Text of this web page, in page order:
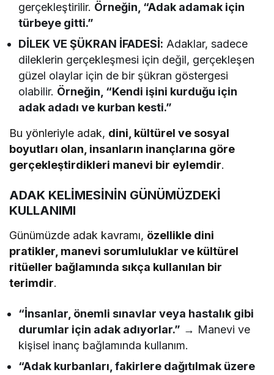
gerçekleştirilir. Örneğin, “Adak adamak için
türbeye gitti.”
DİLEK VE ŞÜKRAN İFADESİ: Adaklar, sadece
dileklerin gerçekleşmesi için değil, gerçekleşen
güzel olaylar için de bir şükran göstergesi
olabilir. Örneğin, “Kendi işini kurduğu için
adak adadı ve kurban kesti.”
Bu yönleriyle adak, dini, kültürel ve sosyal
boyutları olan, insanların inançlarına göre
gerçekleştirdikleri manevi bir eylemdir.
ADAK KELİMESİNİN GÜNÜMÜZDEKİ
KULLANIMI
Günümüzde adak kavramı, özellikle dini
pratikler, manevi sorumluluklar ve kültürel
ritüeller bağlamında sıkça kullanılan bir
terimdir.
“İnsanlar, önemli sınavlar veya hastalık gibi
durumlar için adak adıyorlar.” → Manevi ve
kişisel inanç bağlamında kullanım.
“Adak kurbanları, fakirlere dağıtılmak üzere